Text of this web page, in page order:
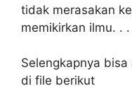
tidak merasakan
memikirkan ilmu. . .
Selengkapnya
di file berikut